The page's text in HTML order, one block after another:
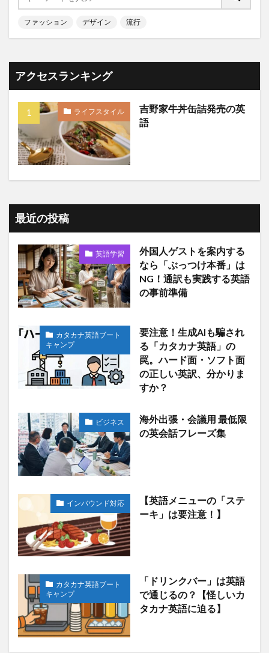
ファッション デザイン 流行
アクセスランキング
ライフスタイル
吉野家牛丼缶詰発売の英
語
最近の投稿
英語学習
外国人ゲストを案内する
なら「ぶっつけ本番」は
NG！通訳も実践する英語
の事前準備
カタカナ英語ブート
キャンプ
要注意！生成AIも騙され
る「カタカナ英語」の
罠。ハード面・ソフト面
の正しい英訳、分かりま
すか？
ビジネス
海外出張・会議用 最低限
の英会話フレーズ集
インバウンド対応
【英語メニューの「ステ
ーキ」は要注意！】
カタカナ英語ブート
キャンプ
「ドリンクバー」は英語
で通じるの？【怪しいカ
タカナ英語に迫る】